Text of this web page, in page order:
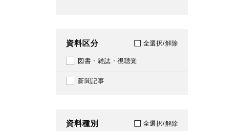
資料区分 全選択/解除
図書・雑誌・視聴覚
新聞記事
資料種別 全選択/解除